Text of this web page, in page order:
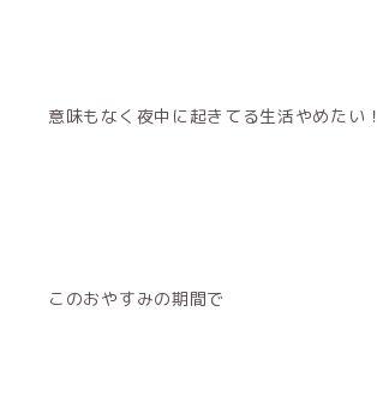
意味もなく夜中に起きてる生活やめたい！
このおやすみの期間で